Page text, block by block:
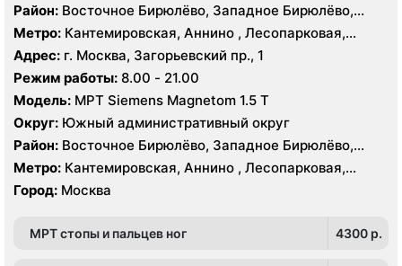
Район: Восточное Бирюлёво, Западное Бирюлёво,
Москворечье-Сабурово, Северное Орехово-Борисово,
Южное Орехово-Борисово, Царицыно, Северное
Чертаново, Центральное Чертаново, Южное Чертаново
, Южное Чертаново , Северное Бутово
Метро: Кантемировская, Аннино , Лесопарковая,
Пражская, Улица Академика Янгеля, Улица
Старокачаловская, Царицыно, Южная
Адрес: г. Москва, Загорьевский пр., 1
Режим работы: 8.00 - 21.00
Модель: МРТ Siemens Magnetom 1.5 Т
Округ: Южный административный округ
Район: Восточное Бирюлёво, Западное Бирюлёво,
Москворечье-Сабурово, Северное Орехово-Борисово,
Южное Орехово-Борисово, Царицыно, Северное
Чертаново, Центральное Чертаново, Южное Чертаново
Метро: Кантемировская, Аннино , Лесопарковая,
Пражская, Улица Академика Янгеля, Улица
Старокачаловская, Царицыно, Южная
Город: Москва
МРТ стопы и пальцев ног 4300 p.